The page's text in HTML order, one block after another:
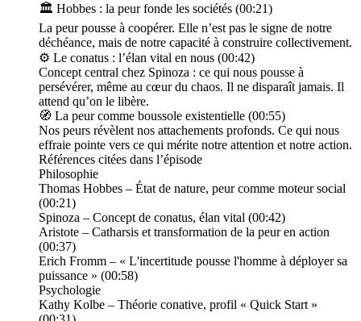
🏛️ Hobbes : la peur fonde les sociétés (00:21)
La peur pousse à coopérer. Elle n’est pas le signe de notre
déchéance, mais de notre capacité à construire collectivement.
⚙️ Le conatus : l’élan vital en nous (00:42)
Concept central chez Spinoza : ce qui nous pousse à
persévérer, même au cœur du chaos. Il ne disparaît jamais. Il
attend qu’on le libère.
🧭 La peur comme boussole existentielle (00:55)
Nos peurs révèlent nos attachements profonds. Ce qui nous
effraie pointe vers ce qui mérite notre attention et notre action.
Références citées dans l’épisode
Philosophie
Thomas Hobbes – État de nature, peur comme moteur social
(00:21)
Spinoza – Concept de conatus, élan vital (00:42)
Aristote – Catharsis et transformation de la peur en action
(00:37)
Erich Fromm – « L'incertitude pousse l'homme à déployer sa
puissance » (00:58)
Psychologie
Kathy Kolbe – Théorie conative, profil « Quick Start »